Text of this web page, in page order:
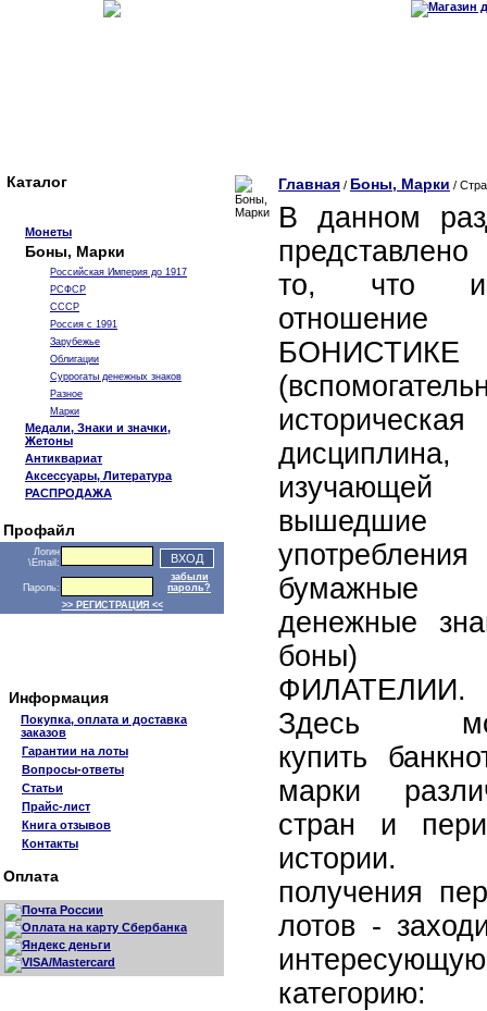
Каталог
Монеты
Боны, Марки
Российская Империя до 1917
РСФСР
СССР
Россия с 1991
Зарубежье
Облигации
Суррогаты денежных знаков
Разное
Марки
Медали, Знаки и значки,
Жетоны
Антиквариат
Аксессуары, Литература
РАСПРОДАЖА
Профайл
Логин
\Email:
Пароль:
забыли
пароль?
>> РЕГИСТРАЦИЯ <<
Информация
Покупка, оплата и доставка
заказов
Гарантии на лоты
Вопросы-ответы
Статьи
Прайс-лист
Книга отзывов
Контакты
Оплата
Главная / Боны, Марки /
В данном
то, что
БОНИСТИКЕ
историческая
дисциплина,
изучающей
употребления
бумажные
денежные
ФИЛАТЕЛИИ.
Здесь
купить
марки
стран и
истории.
получения
лотов -
категорию: